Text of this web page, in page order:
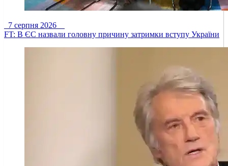
7 серпня 2026
FT: В ЄС назвали головну причину затримки вступу України